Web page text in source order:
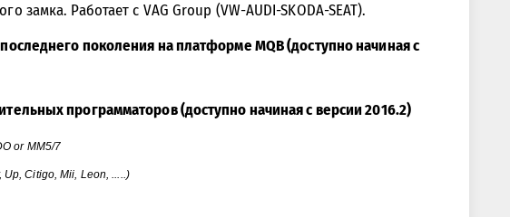
Работает с VAG Group (VW-AUDI-SKODA-SEAT).
поколения на платформе MQB (доступно начиная с
программаторов (доступно начиная с версии 2016.2)
or MM5/7
Up, Citigo, Mii, Leon, .....)